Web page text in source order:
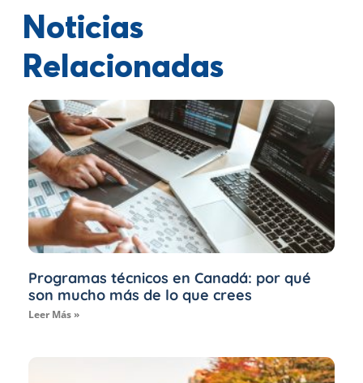
Noticias
Relacionadas
Programas técnicos en Canadá: por qué
son mucho más de lo que crees
Leer Más »